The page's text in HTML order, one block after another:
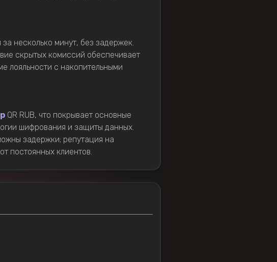
несколько минут, без задержек.
скрытых комиссий обеспечивает
лояльности с накопительными
QR RUB, что покрывает основные
шифрования и защиты данных.
задержки; репутация на
постоянных клиентов.